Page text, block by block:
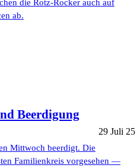
die Rotz-Rocker auch auf
ab.
Beerdigung
29 Juli 25
Mittwoch beerdigt. Die
Familienkreis vorgesehen —